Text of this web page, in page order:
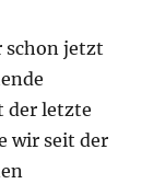
schon jetzt
der letzte
wir seit der